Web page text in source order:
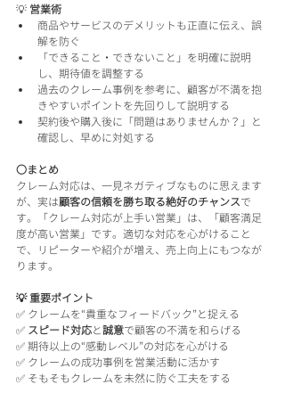
💡 営業術
商品やサービスのデメリットも正直に伝え、誤
解を防ぐ
「できること・できないこと」を明確に説明
し、期待値を調整する
過去のクレーム事例を参考に、顧客が不満を抱
きやすいポイントを先回りして説明する
契約後や購入後に「問題はありませんか？」と
確認し、早めに対処する
〇まとめ
クレーム対応は、一見ネガティブなものに思えます
が、実は顧客の信頼を勝ち取る絶好のチャンスで
す。「クレーム対応が上手い営業」は、「顧客満足
度が高い営業」です。適切な対応を心がけること
で、リピーターや紹介が増え、売上向上にもつなが
ります。
💡 重要ポイント
✅ クレームを“貴重なフィードバック”と捉える
✅ スピード対応と誠意で顧客の不満を和らげる
✅ 期待以上の“感動レベル”の対応を心がける
✅ クレームの成功事例を営業活動に活かす
✅ そもそもクレームを未然に防ぐ工夫をする